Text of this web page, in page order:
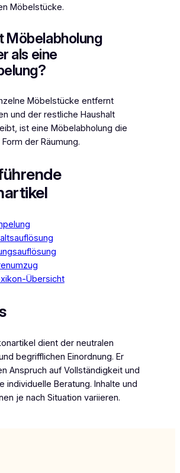
Möbelstücke.
Möbelabholung
als eine
Möbelstücke entfernt
und der restliche Haushalt
ist eine Möbelabholung die
der Räumung.
Übersicht
dient der neutralen
begrifflichen Einordnung. Er
Anspruch auf Vollständigkeit und
individuelle Beratung. Inhalte und
je nach Situation variieren.